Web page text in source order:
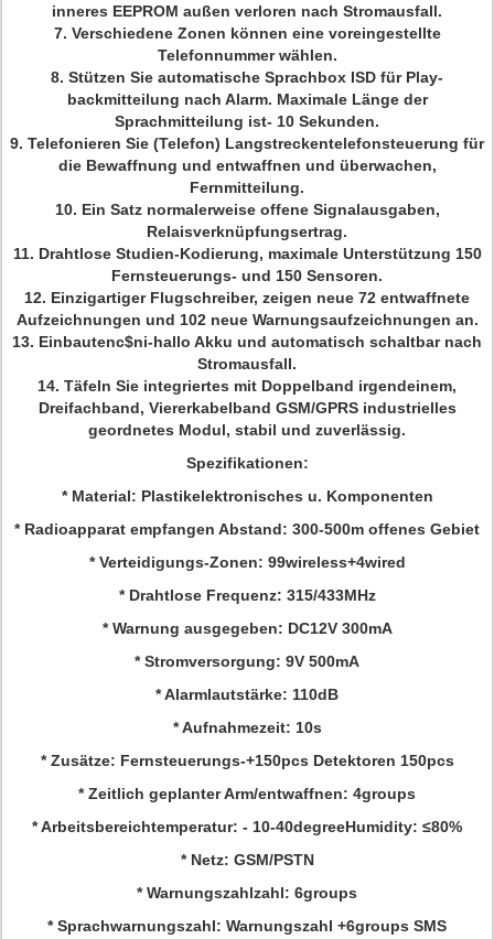
inneres EEPROM außen verloren nach Stromausfall.
7. Verschiedene Zonen können eine voreingestellte
Telefonnummer wählen.
8. Stützen Sie automatische Sprachbox ISD für Play-
backmitteilung nach Alarm. Maximale Länge der
Sprachmitteilung ist- 10 Sekunden.
9. Telefonieren Sie (Telefon) Langstreckentelefonsteuerung für
die Bewaffnung und entwaffnen und überwachen,
Fernmitteilung.
10. Ein Satz normalerweise offene Signalausgaben,
Relaisverknüpfungsertrag.
11. Drahtlose Studien-Kodierung, maximale Unterstützung 150
Fernsteuerungs- und 150 Sensoren.
12. Einzigartiger Flugschreiber, zeigen neue 72 entwaffnete
Aufzeichnungen und 102 neue Warnungsaufzeichnungen an.
13. Einbautenc$ni-hallo Akku und automatisch schaltbar nach
Stromausfall.
14. Täfeln Sie integriertes mit Doppelband irgendeinem,
Dreifachband, Viererkabelband GSM/GPRS industrielles
geordnetes Modul, stabil und zuverlässig.
Spezifikationen:
* Material: Plastikelektronisches u. Komponenten
* Radioapparat empfangen Abstand: 300-500m offenes Gebiet
* Verteidigungs-Zonen: 99wireless+4wired
* Drahtlose Frequenz: 315/433MHz
* Warnung ausgegeben: DC12V 300mA
* Stromversorgung: 9V 500mA
* Alarmlautstärke: 110dB
* Aufnahmezeit: 10s
* Zusätze: Fernsteuerungs-+150pcs Detektoren 150pcs
* Zeitlich geplanter Arm/entwaffnen: 4groups
* Arbeitsbereichtemperatur: - 10-40degreeHumidity: ≤80%
* Netz: GSM/PSTN
* Warnungszahlzahl: 6groups
* Sprachwarnungszahl: Warnungszahl +6groups SMS